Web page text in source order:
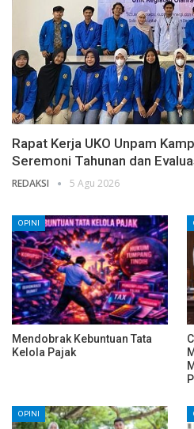
Rapat Kerja UKO Unpam
Seremoni Tahunan dan
REDAKSI 5 Agu 2026
OPINI
Mendobrak Kebuntuan Tata
Kelola Pajak
OPINI